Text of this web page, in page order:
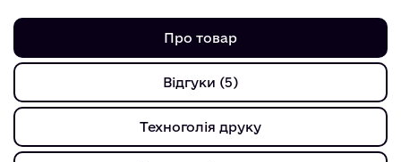
Про товар
Відгуки (5)
Техноголія друку